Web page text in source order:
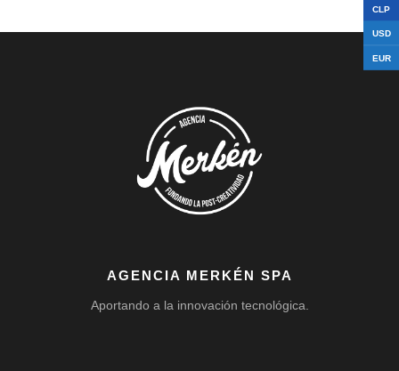
AGENCIA MERKÉN SPA
Aportando a la innovación tecnológica.
CLP
USD
EUR